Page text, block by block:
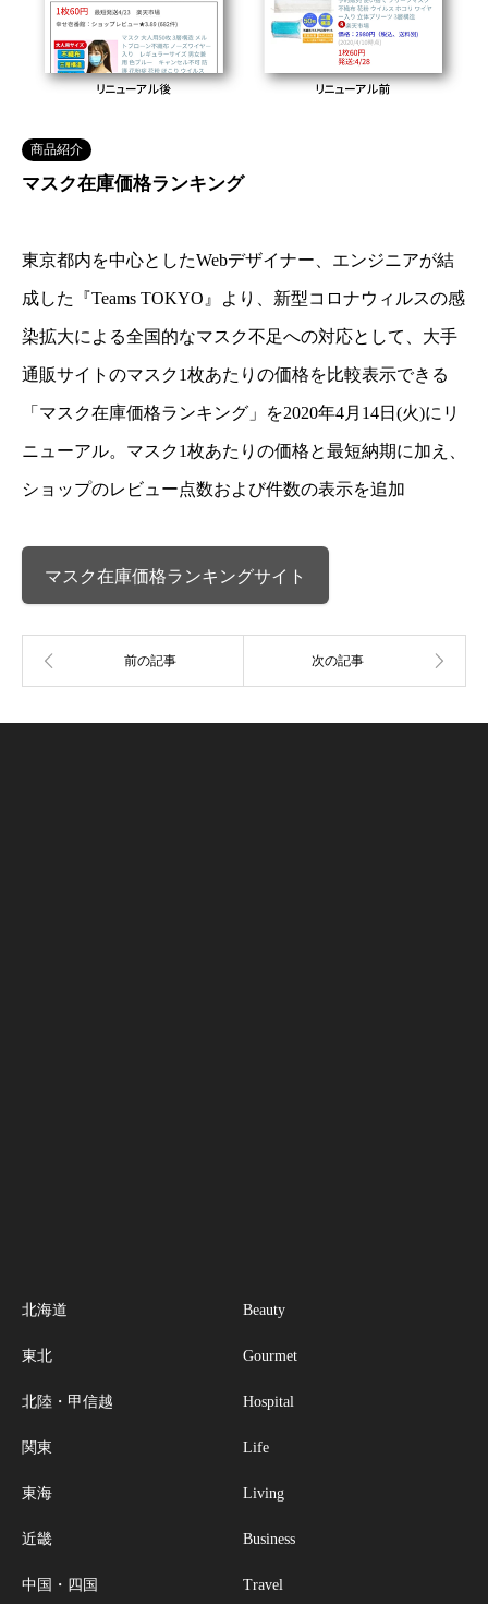
商品紹介
マスク在庫価格ランキング
東京都内を中心としたWebデザイナー、エンジニアが結
成した『Teams TOKYO』より、新型コロナウィルスの感
染拡大による全国的なマスク不足への対応として、大手
通販サイトのマスク1枚あたりの価格を比較表示できる
「マスク在庫価格ランキング」を2020年4月14日(火)にリ
ニューアル。マスク1枚あたりの価格と最短納期に加え、
ショップのレビュー点数および件数の表示を追加
マスク在庫価格ランキングサイト
北海道
東北
北陸・甲信越
関東
東海
近畿
中国・四国
Beauty
Gourmet
Hospital
Life
Living
Business
Travel